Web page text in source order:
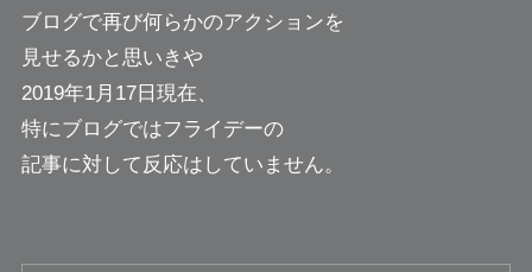
ブログで再び何らかのアクションを
見せるかと思いきや
2019年1月17日現在、
特にブログではフライデーの
記事に対して反応はしていません。